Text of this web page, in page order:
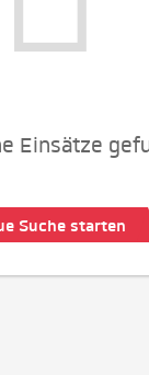
Einsätze
Suche starten